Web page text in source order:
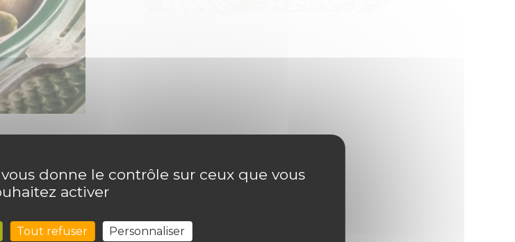
donne le contrôle sur ceux que vous
activer
Tout refuser Personnaliser